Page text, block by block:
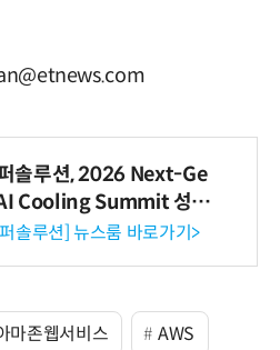
솔루션, 2026 Next-Ge
Cooling Summit 성황
료
솔루션] 뉴스룸 바로가기>
마존웹서비스 AWS